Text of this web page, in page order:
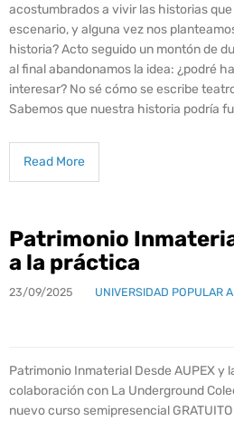
acostumbrados a vivir las historias
escenario, y alguna vez nos
historia? Acto seguido un montón de
al final abandonamos la idea: ¿podré
interesar? No sé cómo se escribe
Sabemos que nuestra historia podría
Read More
Patrimonio
a la práctica
23/09/2025 UNIVERSIDAD POPULAR
Patrimonio Inmaterial Desde AUPEX y
colaboración con La Underground
nuevo curso semipresencial